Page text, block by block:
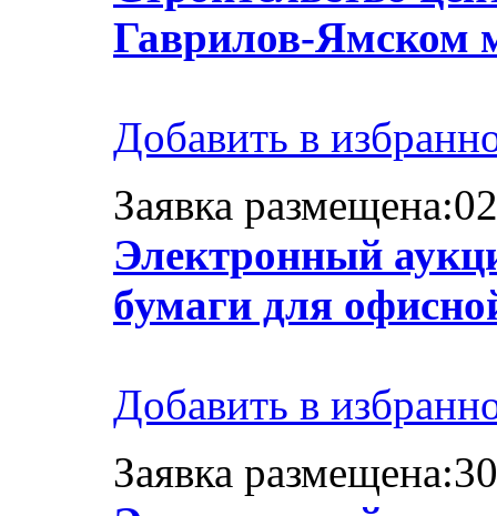
Гаврилов-Ямском
Добавить в
Заявка
Электронный
бумаги для
Добавить в
Заявка